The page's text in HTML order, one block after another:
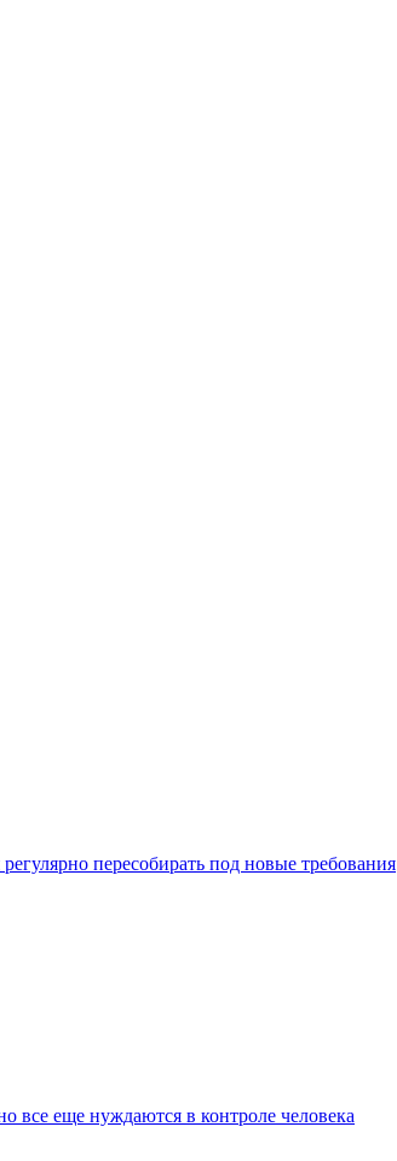
пересобирать под новые требования
еще нуждаются в контроле человека